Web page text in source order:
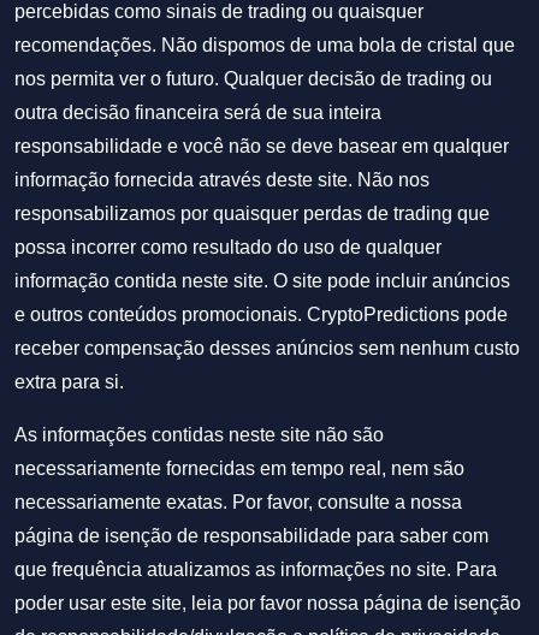
percebidas como sinais de trading ou quaisquer
recomendações. Não dispomos de uma bola de cristal que
nos permita ver o futuro. Qualquer decisão de trading ou
outra decisão financeira será de sua inteira
responsabilidade e você não se deve basear em qualquer
informação fornecida através deste site. Não nos
responsabilizamos por quaisquer perdas de trading que
possa incorrer como resultado do uso de qualquer
informação contida neste site. O site pode incluir anúncios
e outros conteúdos promocionais. CryptoPredictions pode
receber compensação desses anúncios sem nenhum custo
extra para si.
As informações contidas neste site não são
necessariamente fornecidas em tempo real, nem são
necessariamente exatas. Por favor, consulte a nossa
página de isenção de responsabilidade para saber com
que frequência atualizamos as informações no site. Para
poder usar este site, leia por favor nossa página de isenção